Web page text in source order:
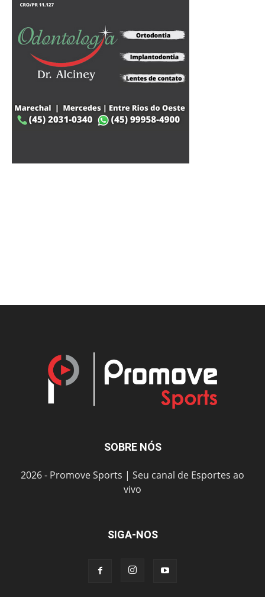
SOBRE NÓS
2026 - Promove Sports | Seu canal de Esportes ao
vivo
SIGA-NOS